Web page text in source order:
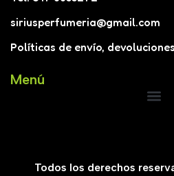
siriusperfumeria@gmail.com
Políticas de envío,
Menú
Todos los derechos